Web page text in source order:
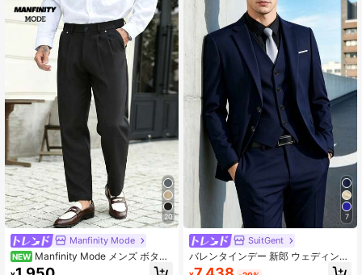
20
Manfinity Mode
NEW Manfinity Mode メンズ ボタン
ポケット ビジネス向け 大人っぽいス
モニー
7
SuitGent
バレンタインデー 新郎 ウェディング
アウトフィット メンズ 秋 ウェディ